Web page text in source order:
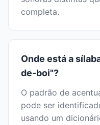
completa.
Onde está a
de-boi"?
O padrão de
pode ser
usando um